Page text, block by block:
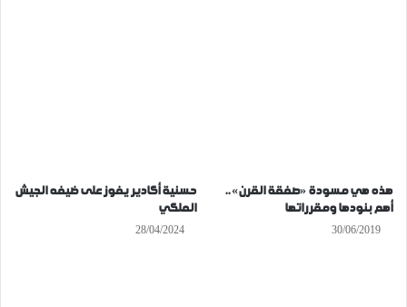
هذه هي مسودة «صفقة القرن» ..
أهم بنودها ومقرراتها
30/06/2019
حسنية أكادير يفوز على ضيفه الجيش
الملكي
28/04/2024